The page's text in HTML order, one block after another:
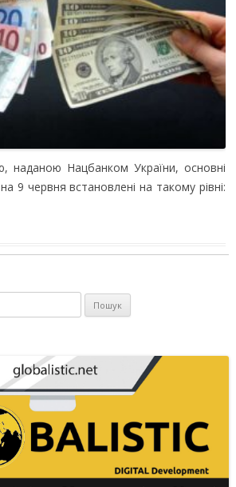
наданою Нацбанком України, основні
9 червня встановлені на такому рівні: